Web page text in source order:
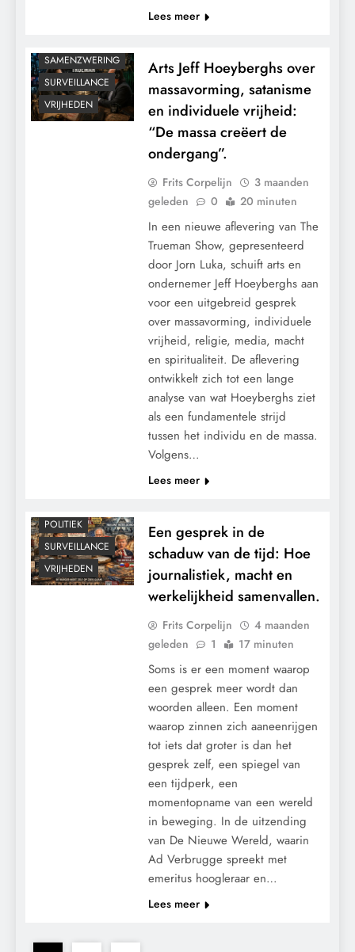
Lees meer
SAMENZWERING
SURVEILLANCE
VRIJHEDEN
Arts Jeff Hoeyberghs over
massavorming, satanisme
en individuele vrijheid:
“De massa creëert de
ondergang”.
Frits Corpelijn
3 maanden
geleden
0 20 minuten
In een nieuwe aflevering van The
Trueman Show, gepresenteerd
door Jorn Luka, schuift arts en
ondernemer Jeff Hoeyberghs aan
voor een uitgebreid gesprek
over massavorming, individuele
vrijheid, religie, media, macht
en spiritualiteit. De aflevering
ontwikkelt zich tot een lange
analyse van wat Hoeyberghs ziet
als een fundamentele strijd
tussen het individu en de massa.
Volgens…
Lees meer
POLITIEK
SURVEILLANCE
VRIJHEDEN
Een gesprek in de
schaduw van de tijd: Hoe
journalistiek, macht en
werkelijkheid samenvallen.
Frits Corpelijn
4 maanden
geleden
1 17 minuten
Soms is er een moment waarop
een gesprek meer wordt dan
woorden alleen. Een moment
waarop zinnen zich aaneenrijgen
tot iets dat groter is dan het
gesprek zelf, een spiegel van
een tijdperk, een
momentopname van een wereld
in beweging. In de uitzending
van De Nieuwe Wereld, waarin
Ad Verbrugge spreekt met
emeritus hoogleraar en…
Lees meer